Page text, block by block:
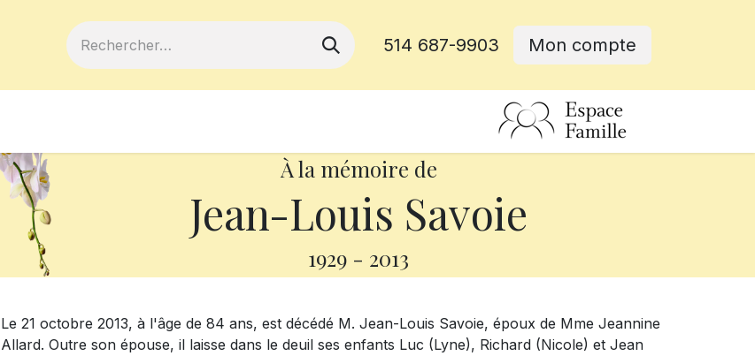
514 687-9903 Mon compte
À la mémoire de
Jean-Louis Savoie
1929 - 2013
Le 21 octobre 2013, à l'âge de 84 ans, est décédé M. Jean-Louis Savoie, époux de Mme Jeannine
Allard. Outre son épouse, il laisse dans le deuil ses enfants Luc (Lyne), Richard (Nicole) et Jean